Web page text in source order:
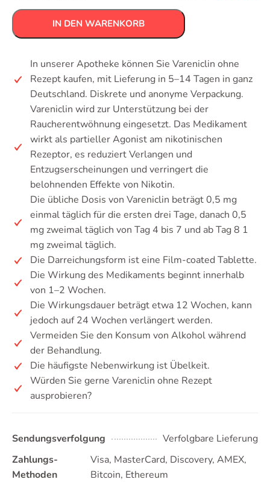
IN DEN WARENKORB
In unserer Apotheke können Sie Vareniclin ohne
Rezept kaufen, mit Lieferung in 5–14 Tagen in ganz
Deutschland. Diskrete und anonyme Verpackung.
Vareniclin wird zur Unterstützung bei der
Raucherentwöhnung eingesetzt. Das Medikament
wirkt als partieller Agonist am nikotinischen
Rezeptor, es reduziert Verlangen und
Entzugserscheinungen und verringert die
belohnenden Effekte von Nikotin.
Die übliche Dosis von Vareniclin beträgt 0,5 mg
einmal täglich für die ersten drei Tage, danach 0,5
mg zweimal täglich von Tag 4 bis 7 und ab Tag 8 1
mg zweimal täglich.
Die Darreichungsform ist eine Film-coated Tablette.
Die Wirkung des Medikaments beginnt innerhalb
von 1–2 Wochen.
Die Wirkungsdauer beträgt etwa 12 Wochen, kann
jedoch auf 24 Wochen verlängert werden.
Vermeiden Sie den Konsum von Alkohol während
der Behandlung.
Die häufigste Nebenwirkung ist Übelkeit.
Würden Sie gerne Vareniclin ohne Rezept
ausprobieren?
Sendungsverfolgung
Verfolgbare Lieferung
Zahlungs-
Methoden
Visa, MasterCard, Discovery, AMEX,
Bitcoin, Ethereum